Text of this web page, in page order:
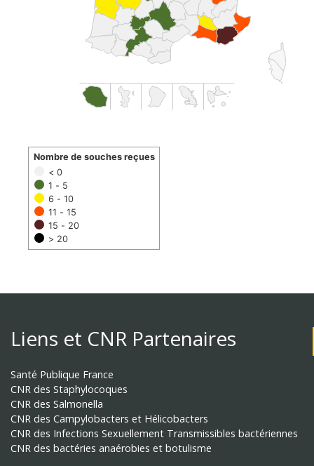
< 0
1 - 5
6 - 10
11 - 15
15 - 20
> 20
Nombre de souches reçues
Liens et CNR Partenaires
Santé Publique France
CNR des Staphylocoques
CNR des Salmonella
CNR des Campylobacters et Hélicobacters
CNR des Infections Sexuellement Transmissibles bactériennes
CNR des bactéries anaérobies et botulisme